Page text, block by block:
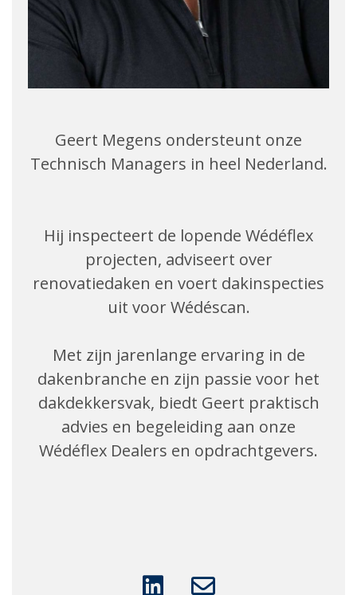
Geert Megens ondersteunt onze
Technisch Managers in heel Nederland.
Hij inspecteert de lopende Wédéflex
projecten, adviseert over
renovatiedaken en voert dakinspecties
uit voor Wédéscan.
Met zijn jarenlange ervaring in de
dakenbranche en zijn passie voor het
dakdekkersvak, biedt Geert praktisch
advies en begeleiding aan onze
Wédéflex Dealers en opdrachtgevers.